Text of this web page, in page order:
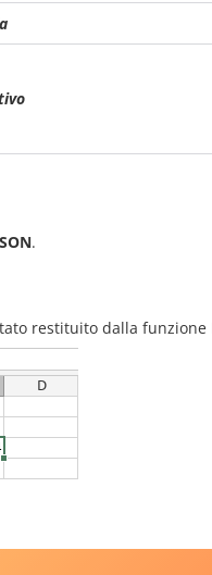
.
restituito dalla funzione